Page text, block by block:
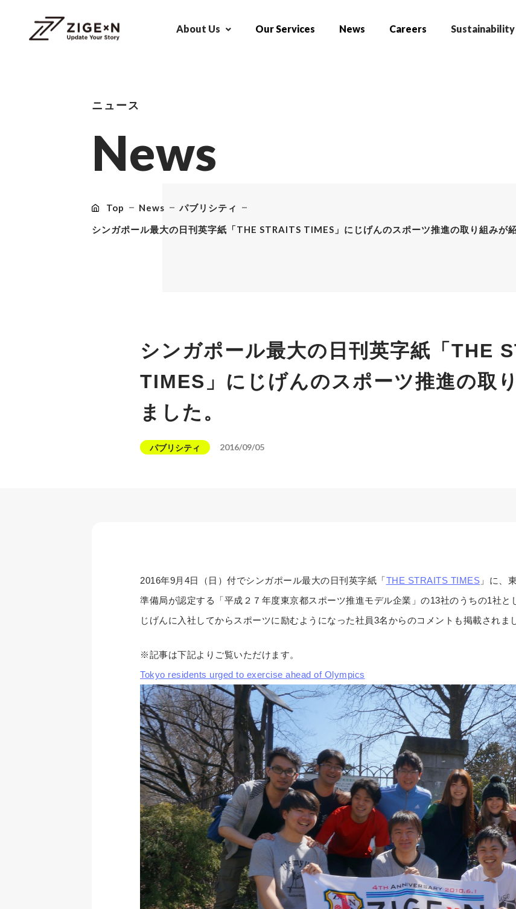
About Us Our Services News Careers Sustainability
ニュース
News
Top News
パブリシティ
シンガポール最大の日刊英字紙「THE STRAITS TIMES」にじげんのスポーツ推進の取り組みが
シンガポール最大の日刊英字紙「THE
TIMES」にじげんのスポーツ推進の取
ました。
パブリシティ 2016/09/05
2016年9月4日（日）付でシンガポール最大の日刊英字紙「THE STRAITS TIMES 」に、
準備局が認定する「平成２７年度東京都スポーツ推進モデル企業」の13社のうちの1社と
じげんに入社してからスポーツに励むようになった社員3名からのコメントも掲載されま
※記事は下記よりご覧いただけます。
Tokyo residents urged to exercise ahead of Olympics